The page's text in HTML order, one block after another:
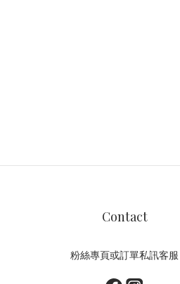
Contact
粉絲專頁或訂單私訊客服